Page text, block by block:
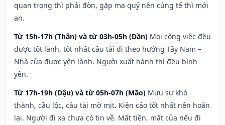
quan trọng thì phải đòn, gặp ma quỷ nên cúng tế thì mới
an.
Từ 15h-17h (Thân) và từ 03h-05h (Dần) Mọi công việc đều
được tốt lành, tốt nhất cầu tài đi theo hướng Tây Nam –
Nhà cửa được yên lành. Người xuất hành thì đều bình
yên.
Từ 17h-19h (Dậu) và từ 05h-07h (Mão) Mưu sự khó
thành, cầu lộc, cầu tài mờ mịt. Kiện cáo tốt nhất nên hoãn
lại. Người đi xa chưa có tin về. Mất tiền, mất của nếu đi